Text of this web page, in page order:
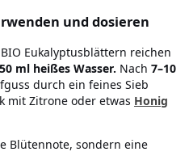
und dosieren
Eukalyptusblättern reichen
ml heißes Wasser. Nach 7–10
durch ein feines Sieb
mit Zitrone oder etwas Honig
Blütennote, sondern eine